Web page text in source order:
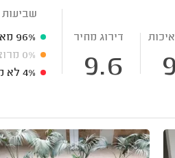
דירוג מחיר
9.6
שביעות
96%
0%
4% לא